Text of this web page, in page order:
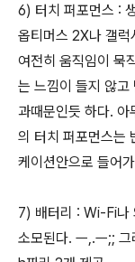
6) 터치 퍼포먼스 :
옵티머스 2X나 갤
여전히 움직임이 묵
는 느낌이 들지 않
과때문인듯 하다.
의 터치 퍼포먼스는
케이션안으로 들어
7) 배터리 : Wi-Fi나
소모된다. ㅡ,.ㅡ;;